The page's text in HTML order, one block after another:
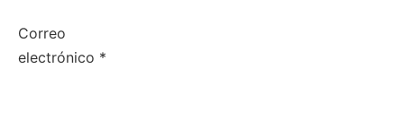
Correo
electrónico *